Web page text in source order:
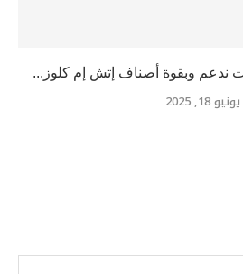
ندعم وبقوة أصناف إتش إم كلوز...
يونيو 18, 2025